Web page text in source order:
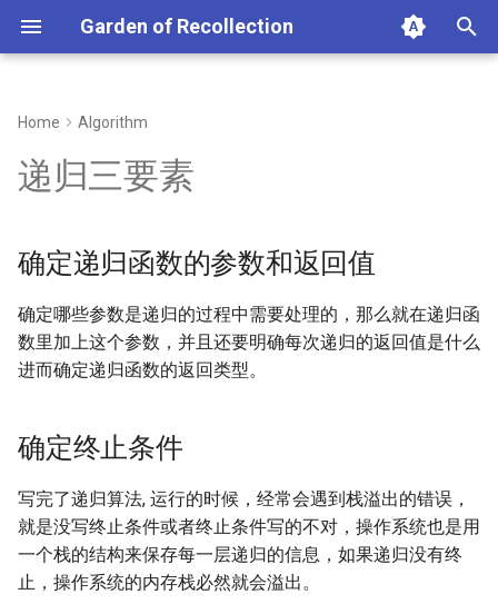
Garden of Recollection
在
始
搜
索
引
确定单层递归的逻辑
Home Algorithm
递归三要素
确定递归函数的参数和返回值
确定哪些参数是递归的过程中需要处理的，那么就在递归函
数里加上这个参数，并且还要明确每次递归的返回值是什么
进而确定递归函数的返回类型。
确定终止条件
写完了递归算法, 运行的时候，经常会遇到栈溢出的错误，
就是没写终止条件或者终止条件写的不对，操作系统也是用
一个栈的结构来保存每一层递归的信息，如果递归没有终
止，操作系统的内存栈必然就会溢出。